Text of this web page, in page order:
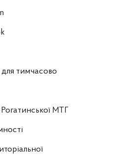
тимчасово
МТГ